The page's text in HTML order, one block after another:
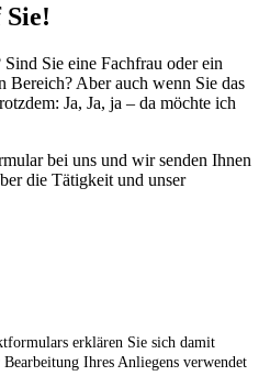
Sie eine Fachfrau oder ein
Bereich? Aber auch wenn Sie das
Ja, Ja, ja – da möchte ich
bei uns und wir senden Ihnen
die Tätigkeit und unser
erklären Sie sich damit
Ihres Anliegens verwendet